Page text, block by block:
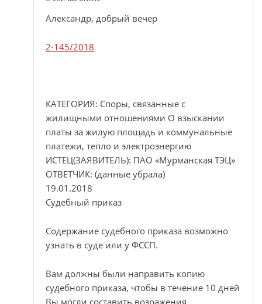
Александр, добрый вечер
2-145/2018
КАТЕГОРИЯ: Споры, связанные с
жилищными отношениями О взыскании
платы за жилую площадь и коммунальные
платежи, тепло и электроэнергию
ИСТЕЦ(ЗАЯВИТЕЛЬ): ПАО «Мурманская ТЭЦ»
ОТВЕТЧИК: (данные убрала)
19.01.2018
Судебный приказ
Содержание судебного приказа возможно
узнать в суде или у ФССП.
Вам должны были направить копию
судебного приказа, чтобы в течение 10 дней
Вы могли составить возражения